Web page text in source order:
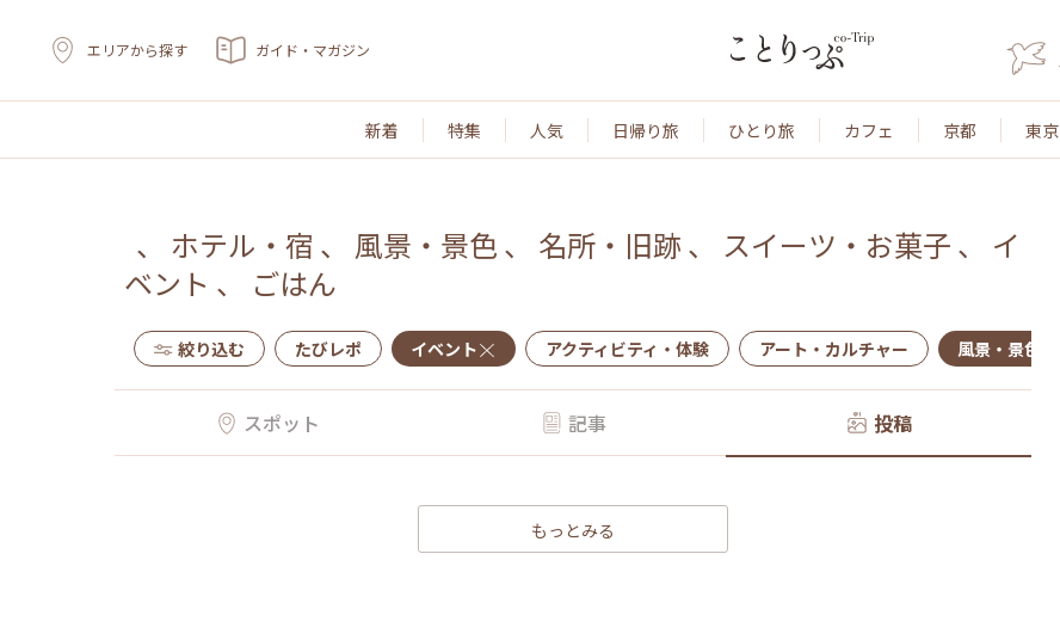
エリアから探す ガイド・マガジン
新着 特集 人気 日帰り旅 ひとり旅 カフェ 京都 東京
、 ホテル・宿 、 風景・景色 、 名所・旧跡 、 スイーツ・お菓子 、 イ
ベント 、 ごはん
絞り込む たびレポ イベント アクティビティ・体験 アート・カルチャー 風景・景色
スポット 記事 投稿
もっとみる